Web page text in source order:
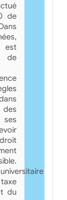
de
est
de
ses
du